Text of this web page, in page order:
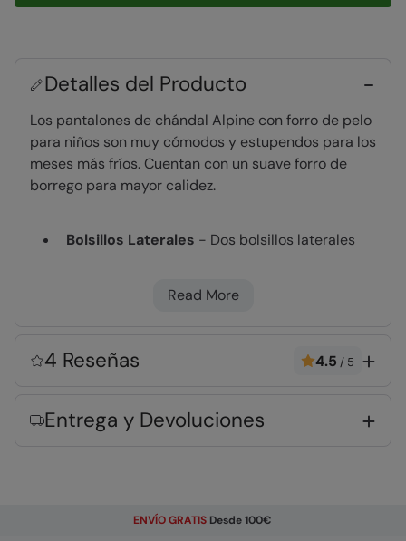
Detalles del Producto
Los pantalones de chándal Alpine con forro de pelo
para niños son muy cómodos y estupendos para los
meses más fríos. Cuentan con un suave forro de
borrego para mayor calidez.
Bolsillos Laterales - Dos bolsillos laterales
Composición del tejido
Mountain Warehouse Polska Spółka z Ograniczoną
Read More
4 Reseñas 4.5 / 5
Entrega y Devoluciones
ENVÍO GRATISDesde 100€